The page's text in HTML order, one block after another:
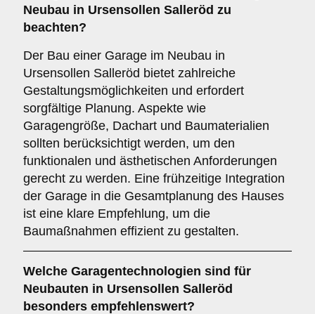
Neubau in Ursensollen Salleröd zu
beachten?
Der Bau einer Garage im Neubau in
Ursensollen Salleröd bietet zahlreiche
Gestaltungsmöglichkeiten und erfordert
sorgfältige Planung. Aspekte wie
Garagengröße, Dachart und Baumaterialien
sollten berücksichtigt werden, um den
funktionalen und ästhetischen Anforderungen
gerecht zu werden. Eine frühzeitige Integration
der Garage in die Gesamtplanung des Hauses
ist eine klare Empfehlung, um die
Baumaßnahmen effizient zu gestalten.
Welche Garagentechnologien sind für
Neubauten in Ursensollen Salleröd
besonders empfehlenswert?